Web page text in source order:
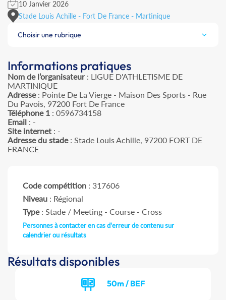
10 Janvier 2026
Stade Louis Achille - Fort De France - Martinique
Choisir une rubrique
Informations pratiques
Nom de l’organisateur: LIGUE D'ATHLETISME DE
MARTINIQUE
Adresse: Pointe De La Vierge - Maison Des Sports - Rue
Du Pavois, 97200 Fort De France
Téléphone 1 : 0596734158
Email : -
Site internet : -
Adresse du stade: Stade Louis Achille, 97200 FORT DE
FRANCE
Code compétition : 317606
Niveau : Régional
Type: Stade / Meeting - Course - Cross
Personnes à contacter en cas d'erreur de contenu sur
calendrier ou résultats
Résultats disponibles
50m / BEF